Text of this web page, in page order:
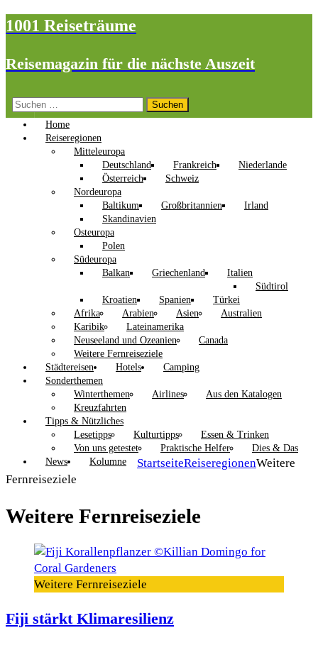
1001 Reiseträume
Reisemagazin für die nächste Auszeit
Suchen
nach:
Home
Reiseregionen
Mitteleuropa
Deutschland
Frankreich
Niederlande
Österreich
Schweiz
Nordeuropa
Baltikum
Großbritannien
Irland
Skandinavien
Osteuropa
Polen
Südeuropa
Balkan
Griechenland
Italien
Südtirol
Kroatien
Spanien
Türkei
Afrika
Arabien Asien
Australien
Karibik
Lateinamerika
Neuseeland und Ozeanien
Canada
Weitere Fernreiseziele
Städtereisen
Hotels
Camping
Sonderthemen
Winterthemen
Airlines
Aus den Katalogen
Kreuzfahrten
Tipps & Nützliches
Lesetipps
Kulturtipps
Essen & Trinken
Von uns getestet
Praktische Helfer
Dies & Das
News
Kolumne StartseiteReiseregionenWeitere
Fernreiseziele
Weitere Fernreiseziele
Weitere Fernreiseziele
Fiji stärkt Klimaresilienz